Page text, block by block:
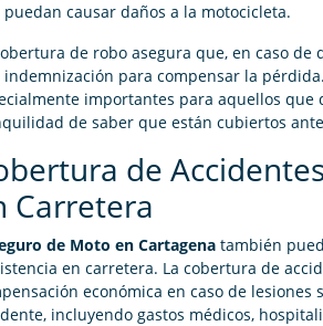
causar daños a la motocicleta.
de robo asegura que, en caso
indemnización para compensar la
importantes para aquellos
de saber que están cubiertos
de
Carretera
de Moto en Cartagena también
en carretera. La cobertura de
económica en caso de
incluyendo gastos médicos,